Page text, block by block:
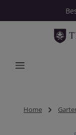
Zum Hauptinhalt
Home